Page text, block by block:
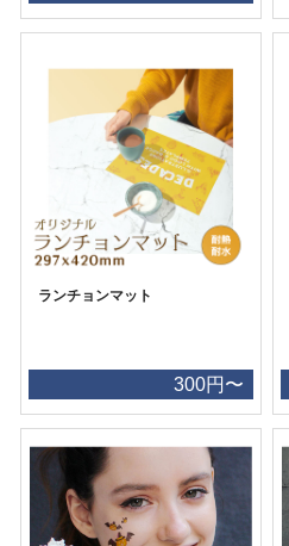
ランチョンマット
300円〜